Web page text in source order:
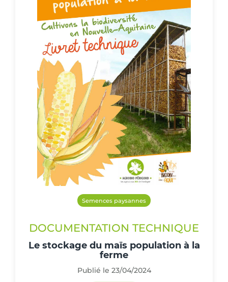
Semences paysannes
DOCUMENTATION TECHNIQUE
Le stockage du maïs population à la
ferme
Publié le 23/04/2024